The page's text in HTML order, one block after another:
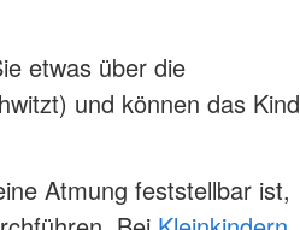
etwas über die
und können das Kind
Atmung feststellbar ist,